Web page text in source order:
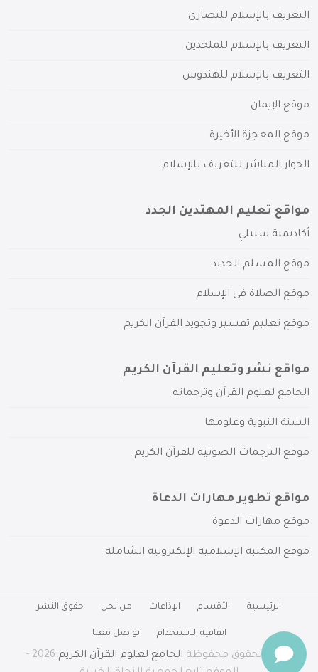
التعريف بالإسلام للنصارى
التعريف بالإسلام للملحدين
التعريف بالإسلام للهندوس
موقع الإيمان
موقع المعجزة الأخيرة
الحوار المباشر للتعريف بالإسلام
مواقع تعليم المهتدين الجدد
أكاديمية سبيلي
موقع المسلم الجديد
موقع الصلاة في الإسلام
موقع تعليم تفسير وتجويد القرآن الكريم
مواقع نشر وتعليم القرآن الكريم
الجامع لعلوم القرآن وترجماته
السنة النبوية وعلومها
موقع الترجمات الصوتية للقرآن الكريم
مواقع تطوير مهارات الدعاة
موقع مهارات الدعوة
موقع المكتبة الإسلامية الإلكترونية الشاملة
الرئيسية الأقسام الإذاعات من نحن حقوق النشر
اتفاقية الاستخدام تواصل معنا
جميع الحقوق محفوظة الجامع لعلوم القرآن الكريم
2026 -